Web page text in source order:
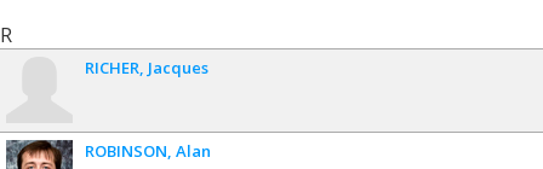
R
RICHER Jacques
ROBINSON Alan